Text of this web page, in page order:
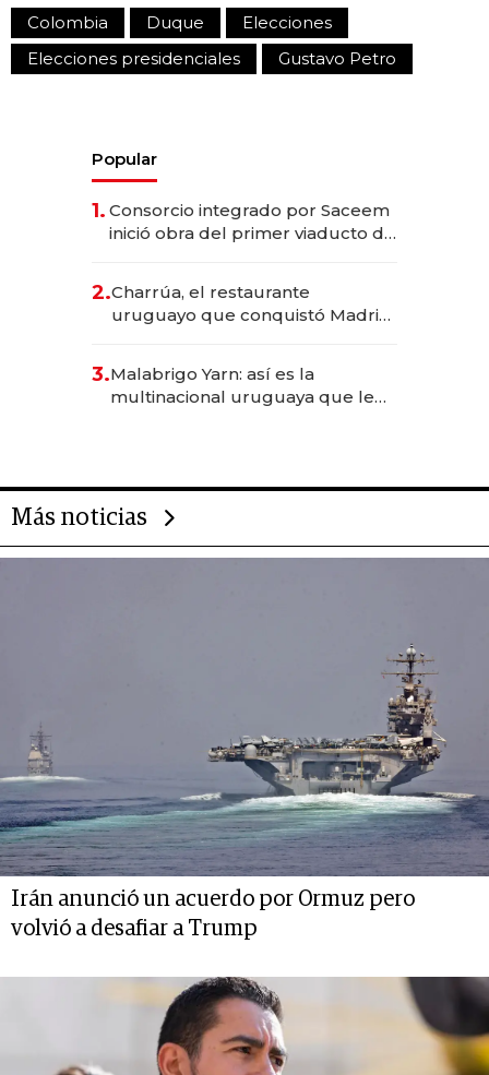
Colombia Duque
Elecciones
Elecciones presidenciales
Gustavo Petro
Popular
1. Consorcio integrado por Saceem
inició obra del primer viaducto de
millones
2.Charrúa, el restaurante
uruguayo que conquistó Madrid:
anticipación y prepara apertura
3.Malabrigo Yarn: así es la
multinacional uruguaya que le
Más noticias
Irán anunció un acuerdo por Ormuz pero
volvió a desafiar a Trump